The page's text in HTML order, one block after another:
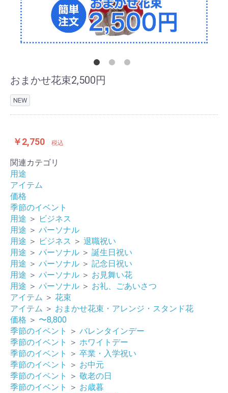
おまかせ花束2,500円
NEW
￥2,750 税込
関連カテゴリ
用途
アイテム
価格
季節のイベント
用途 ＞ ビジネス
用途 ＞ パーソナル
用途 ＞ ビジネス ＞ 退職祝い
用途 ＞ パーソナル ＞ 誕生日祝い
用途 ＞ パーソナル ＞ 記念日祝い
用途 ＞ パーソナル ＞ お見舞い花
用途 ＞ パーソナル ＞ お礼、ごあいさつ
アイテム ＞ 花束
アイテム ＞ おまかせ花束・アレンジ・スタンド花
価格 ＞ 〜8,800
季節のイベント
＞ バレンタインデー
季節のイベント
＞ ホワイトデー
季節のイベント
＞ 卒業・入学祝い
季節のイベント
＞ お中元
季節のイベント
＞ 敬老の日
季節のイベント
＞ お歳暮